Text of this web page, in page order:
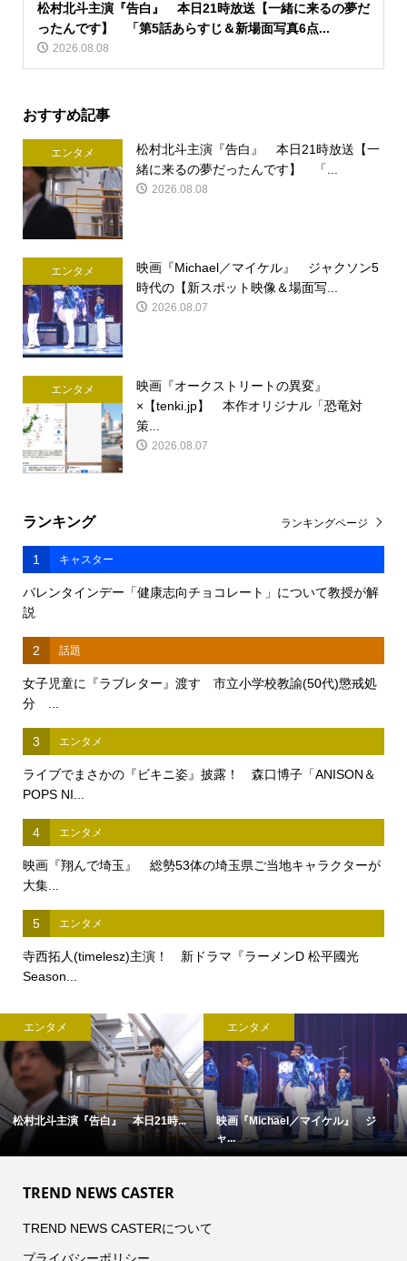
松村北斗主演『告白』 本日21時放送【一緒に来るの夢だ
ったんです】 「第5話あらすじ＆新場面写真6点...
2026.08.08
おすすめ記事
エンタメ
松村北斗主演『告白』 本日21時放送【一
緒に来るの夢だったんです】 「...
2026.08.08
エンタメ
映画『Michael／マイケル』 ジャクソン5
時代の【新スポット映像＆場面写...
2026.08.07
エンタメ
映画『オークストリートの異変』
×【tenki.jp】 本作オリジナル「恐竜対
策...
2026.08.07
ランキング
1 キャスター
バレンタインデー「健康志向チョコレート」について教授が解
説
2 話題
女子児童に『ラブレター』渡す 市立小学校教諭(50代)懲戒処
分 ...
3 エンタメ
ライブでまさかの『ビキニ姿』披露！ 森口博子「ANISON＆
POPS NI...
4 エンタメ
映画『翔んで埼玉』 総勢53体の埼玉県ご当地キャラクターが
大集...
5 エンタメ
寺西拓人(timelesz)主演！ 新ドラマ『ラーメンD 松平國光
Season...
ランキングページ
エンタメ
松村北斗主演『告白』 本日21時...
エンタメ
映画『Michael／マイケル』 ジ
ャ...
TREND NEWS CASTER
TREND NEWS CASTERについて